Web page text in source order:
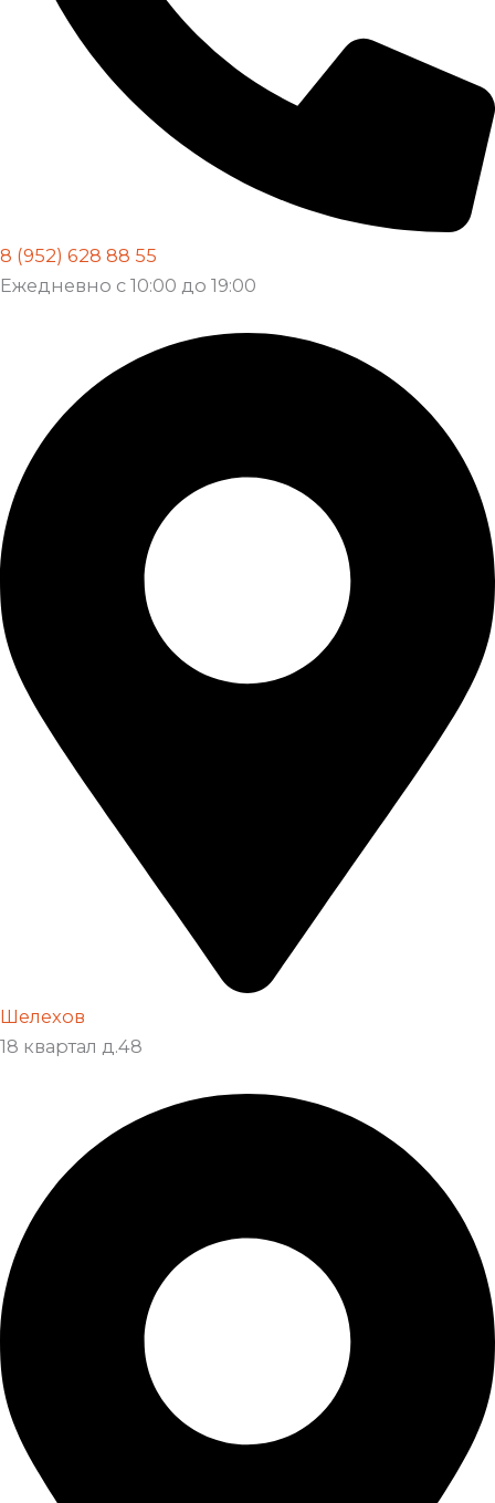
8 (952) 628 88 55
Ежедневно с 10:00 до 19:00
Шелехов
18 квартал д.48